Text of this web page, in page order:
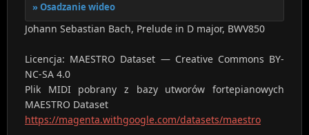
Osadzanie wideo
Johann Sebastian Bach, Prelude in D major, BWV850
Licencja: MAESTRO Dataset — Creative Commons BY-
NC-SA 4.0
Plik MIDI pobrany z bazy utworów fortepianowych
MAESTRO Dataset
https://magenta.withgoogle.com/datasets/maestro